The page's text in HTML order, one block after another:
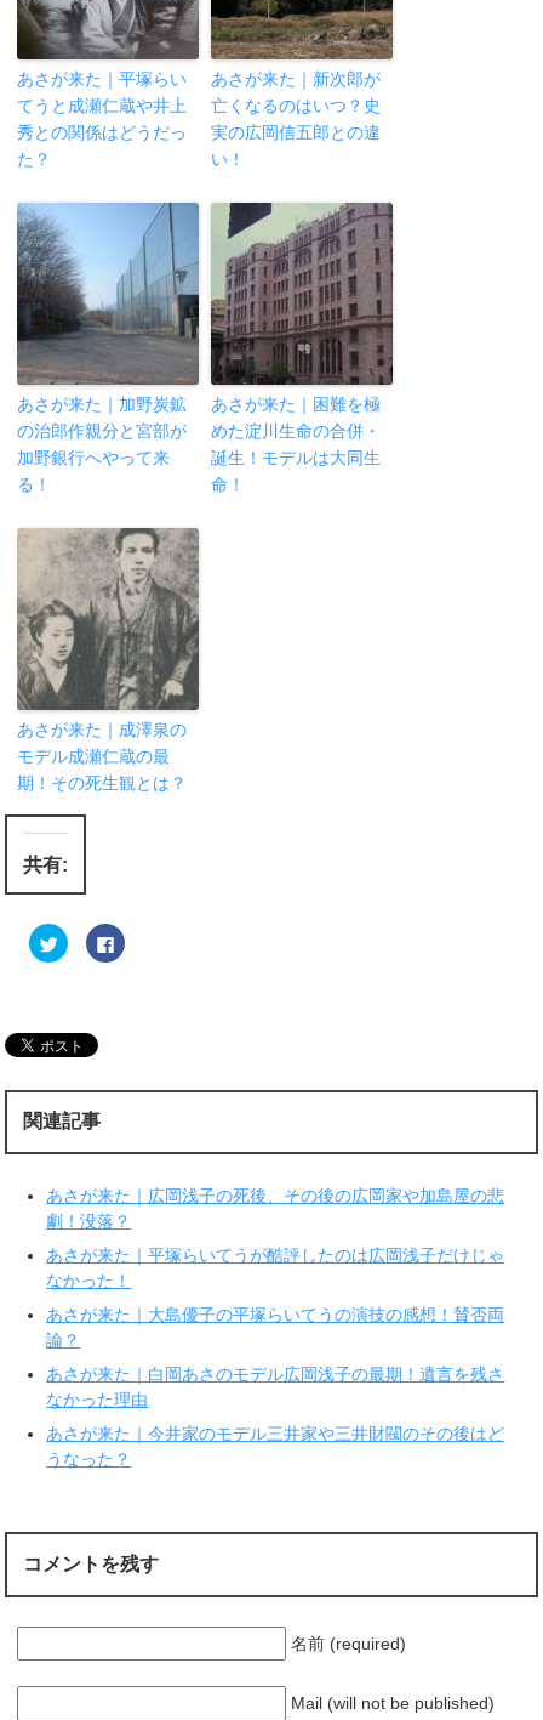
あさが来た｜平塚らい
てうと成瀬仁蔵や井上
秀との関係はどうだっ
た？
あさが来た｜新次郎が
亡くなるのはいつ？史
実の広岡信五郎との違
い！
あさが来た｜加野炭鉱
の治郎作親分と宮部が
加野銀行へやって来
る！
あさが来た｜困難を極
めた淀川生命の合併・
誕生！モデルは大同生
命！
あさが来た｜成澤泉の
モデル成瀬仁蔵の最
期！その死生観とは？
共有:
ク
リ
w
i
e
r
で
有
新
し
い
ウ
ィ
ン
ド
ウ
開
き
ま
)
F
a
す
ク
ッ
ク
し
て
く
だ
さ
い
(
新
ィ
ン
ド
で
開
き
関連記事
あさが来た｜広岡浅子の死後、その後の広岡家や加島屋の悲
劇！没落？
あさが来た｜平塚らいてうが酷評したのは広岡浅子だけじゃ
なかった！
あさが来た｜大島優子の平塚らいてうの演技の感想！賛否両
論？
あさが来た｜白岡あさのモデル広岡浅子の最期！遺言を残さ
なかった理由
あさが来た｜今井家のモデル三井家や三井財閥のその後はど
うなった？
コメントを残す
名前 (required)
Mail (will not be published)